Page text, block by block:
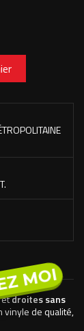
etdroites sans
vinyle de qualité,
MOI